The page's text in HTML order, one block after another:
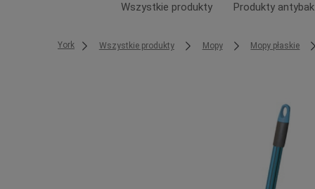
Wszystkie produkty Produkty
York Wszystkie produkty Mopy Mopy płaskie